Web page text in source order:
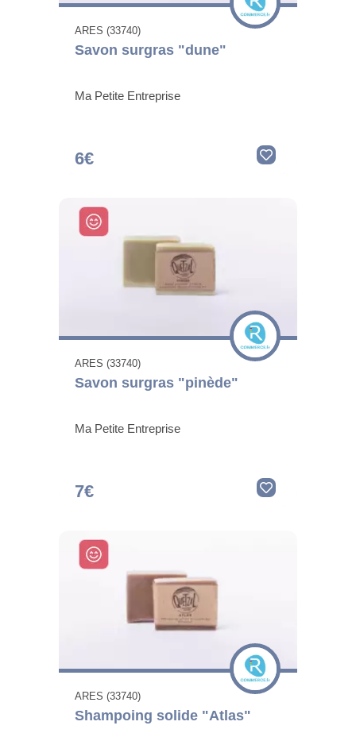
ARES (33740)
Savon surgras "dune"
Ma Petite Entreprise
6€
ARES (33740)
Savon surgras "pinède"
Ma Petite Entreprise
7€
ARES (33740)
Shampoing solide "Atlas"